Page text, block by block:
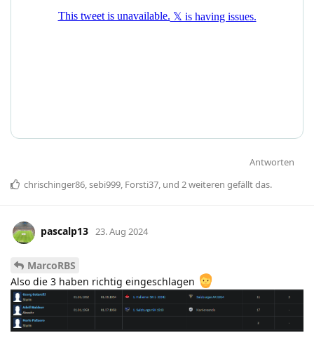
Antworten
chrischinger86 sebi999 Forsti37 , und 2weiteren gefällt das.
pascalp13 23. Aug 2024
MarcoRBS
Also die 3 haben richtig eingeschlagen